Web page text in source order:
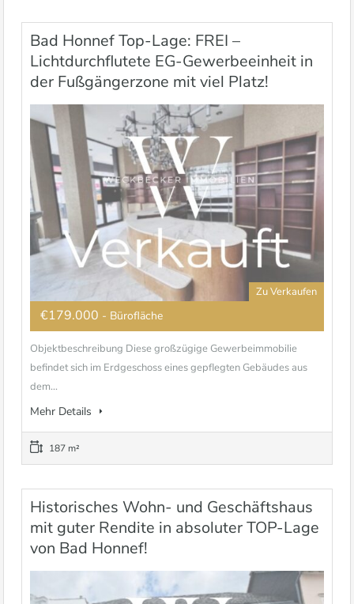
Bad Honnef Top-Lage: FREI –
Lichtdurchflutete EG-Gewerbeeinheit in
der Fußgängerzone mit viel Platz!
Zu Verkaufen
€179.000 - Bürofläche
Objektbeschreibung Diese großzügige Gewerbeimmobilie
befindet sich im Erdgeschoss eines gepflegten Gebäudes aus
dem...
Mehr Details
187 m²
Historisches Wohn- und Geschäftshaus
mit guter Rendite in absoluter TOP-Lage
von Bad Honnef!